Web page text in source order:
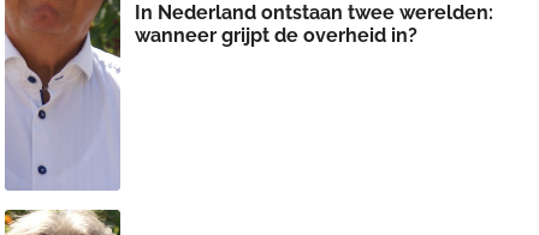
In Nederland ontstaan twee werelden:
wanneer grijpt de overheid in?